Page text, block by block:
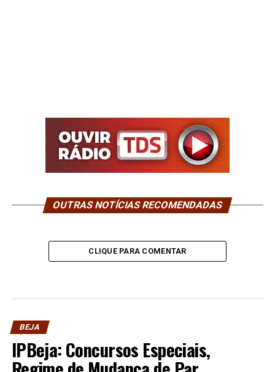
OUTRAS NOTÍCIAS RECOMENDADAS
CLIQUE PARA COMENTAR
BEJA
IPBeja: Concursos Especiais,